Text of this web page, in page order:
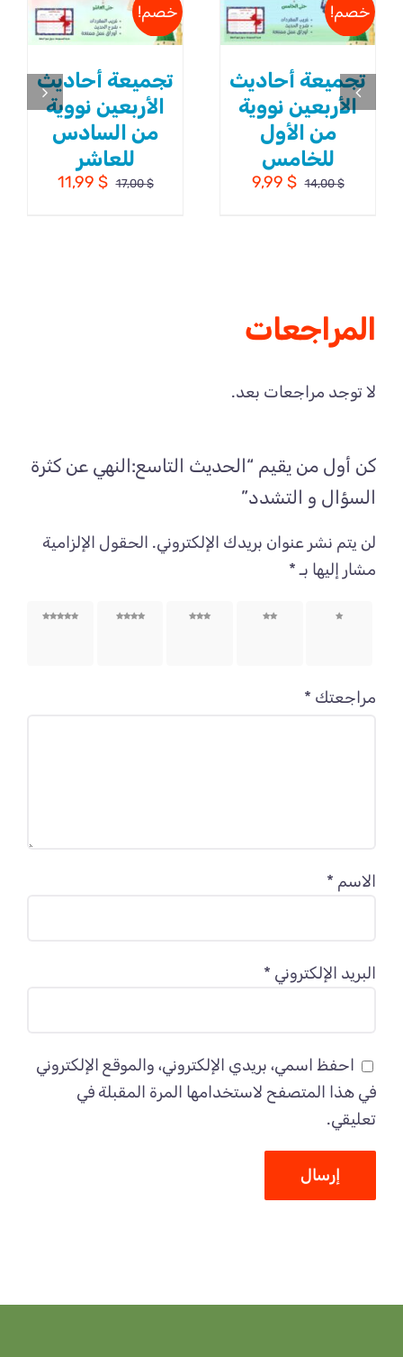
خصم!
/
DETAILS
تجميعة أحاديث
الأربعين نووية
من الأول
للخامس
14,00$
السعر
9,99 $
السعر
خصم!
/
DETAILS
تجميعة أحاديث
الأربعين نووية
من السادس
للعاشر
17,00$
السعر
11,99 $
السعر
المراجعات
لا توجد مراجعات بعد.
كن أول من يقيم “الحديث التاسع:النهي عن كثرة
السؤال و التشدد”
لن يتم نشر عنوان بريدك الإلكتروني. الحقول الإلزامية
مشار إليها بـ*
1 من
2 من
3 من
4 من
5 من
مراجعتك *
الاسم *
البريد الإلكتروني *
احفظ اسمي، بريدي الإلكتروني، والموقع الإلكتروني
في هذا المتصفح لاستخدامها المرة المقبلة في
تعليقي.